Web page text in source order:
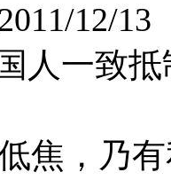
12/13
人一致抵
焦，乃